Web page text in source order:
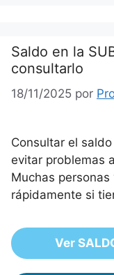
contenido
Saldo en la
consultarlo
18/11/2025 por
Consultar el
evitar problemas
Muchas
rápidamente si
Ver